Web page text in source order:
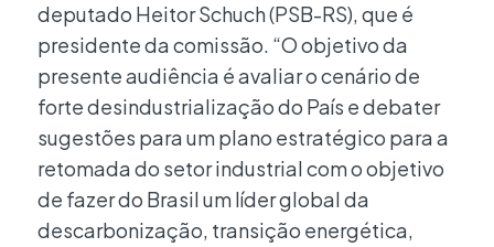
deputado Heitor Schuch (PSB-RS), que é
presidente da comissão. “O objetivo da
presente audiência é avaliar o cenário de
forte desindustrialização do País e debater
sugestões para um plano estratégico para a
retomada do setor industrial com o objetivo
de fazer do Brasil um líder global da
descarbonização, transição energética,